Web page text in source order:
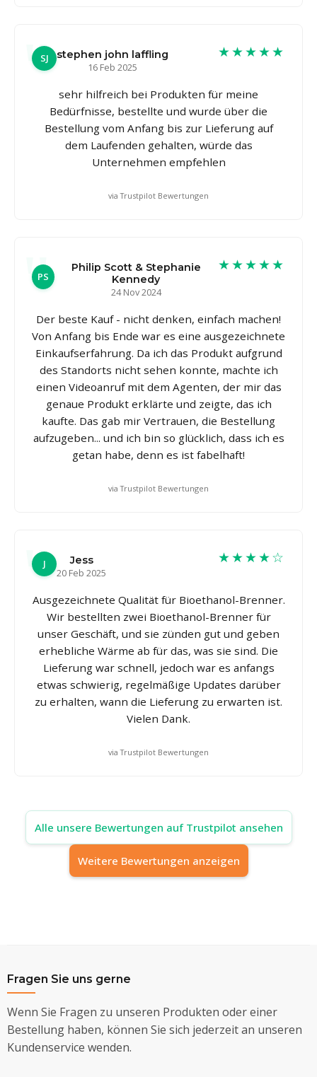
SJ
stephen john laffling
16 Feb 2025
★★★★★
sehr hilfreich bei Produkten für meine
Bedürfnisse, bestellte und wurde über die
Bestellung vom Anfang bis zur Lieferung auf
dem Laufenden gehalten, würde das
Unternehmen empfehlen
via Trustpilot Bewertungen
PS
Philip Scott & Stephanie
Kennedy
24 Nov 2024
★★★★★
Der beste Kauf - nicht denken, einfach machen!
Von Anfang bis Ende war es eine ausgezeichnete
Einkaufserfahrung. Da ich das Produkt aufgrund
des Standorts nicht sehen konnte, machte ich
einen Videoanruf mit dem Agenten, der mir das
genaue Produkt erklärte und zeigte, das ich
kaufte. Das gab mir Vertrauen, die Bestellung
aufzugeben... und ich bin so glücklich, dass ich es
getan habe, denn es ist fabelhaft!
via Trustpilot Bewertungen
J
Jess
20 Feb 2025
★★★★☆
Ausgezeichnete Qualität für Bioethanol-Brenner.
Wir bestellten zwei Bioethanol-Brenner für
unser Geschäft, und sie zünden gut und geben
erhebliche Wärme ab für das, was sie sind. Die
Lieferung war schnell, jedoch war es anfangs
etwas schwierig, regelmäßige Updates darüber
zu erhalten, wann die Lieferung zu erwarten ist.
Vielen Dank.
via Trustpilot Bewertungen
Alle unsere Bewertungen auf Trustpilot ansehen
Weitere Bewertungen anzeigen
Fragen Sie uns gerne
Wenn Sie Fragen zu unseren Produkten oder einer
Bestellung haben, können Sie sich jederzeit an unseren
Kundenservice wenden.